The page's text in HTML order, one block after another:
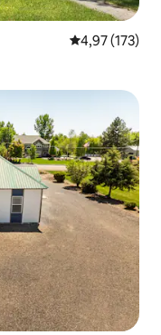
5 üzerinden
4,97 (173)
arasında